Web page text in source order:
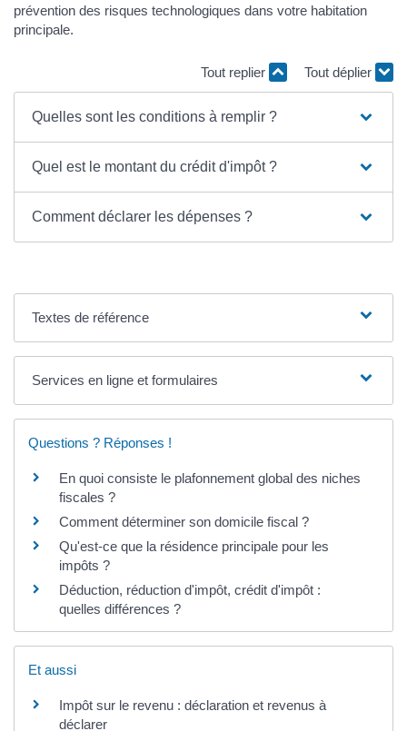
prévention des risques technologiques dans votre habitation
principale.
Tout replier Tout déplier
Quelles sont les conditions à remplir ?
Quel est le montant du crédit d'impôt ?
Comment déclarer les dépenses ?
Textes de référence
Services en ligne et formulaires
Questions ? Réponses !
En quoi consiste le plafonnement global des niches
fiscales ?
Comment déterminer son domicile fiscal ?
Qu'est-ce que la résidence principale pour les
impôts ?
Déduction, réduction d'impôt, crédit d'impôt :
quelles différences ?
Et aussi
Impôt sur le revenu : déclaration et revenus à
déclarer